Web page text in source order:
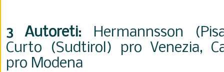
3 Autoreti: Hermannsson
Curto (Sudtirol) pro Venezia,
pro Modena